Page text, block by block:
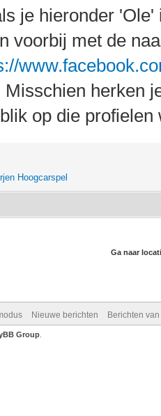
je hieronder
voorbij met de
Misschien herken
op die profielen
Hoogcarspel
Ga naar
Nieuwe berichten Berichten
Group